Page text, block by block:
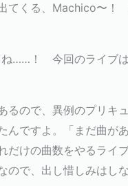
てくる、Machico〜
……！ 今回のライブ
ので、異例のプリキ
ですよ。「まだ曲が
けの曲数をやるライ
で、出し惜しみはし